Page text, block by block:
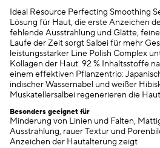
Ideal Resource Perfecting Smoothing
Lösung für Haut, die erste Anzeichen
fehlende Ausstrahlung und Glätte,
Laufe der Zeit sorgt Salbei für mehr
leistungsstarker Line Polish Complex
Kollagen der Haut. 92 % Inhaltsstoffe
einem effektiven Pflanzentrio:
indischer Wassernabel und weißer
Muskatellersalbei regenerieren die
Besonders geeignet für
Minderung von Linien und Falten,
Ausstrahlung, rauer Textur und
Anzeichen der Hautalterung zeigt